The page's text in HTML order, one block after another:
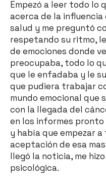
Empezó a leer todo lo
acerca de la
salud y me preguntó
respetando su ritmo,
de emociones donde
preocupaba, todo lo
que le enfadaba y le
que pudiera trabajar
mundo emocional que
con la llegada del
en los informes
y había que empezar
aceptación de esa
llegó la noticia, me
psicológica.